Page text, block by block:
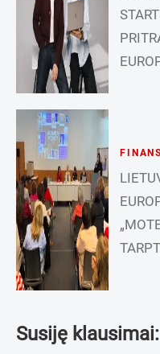
Susiję klausimai: